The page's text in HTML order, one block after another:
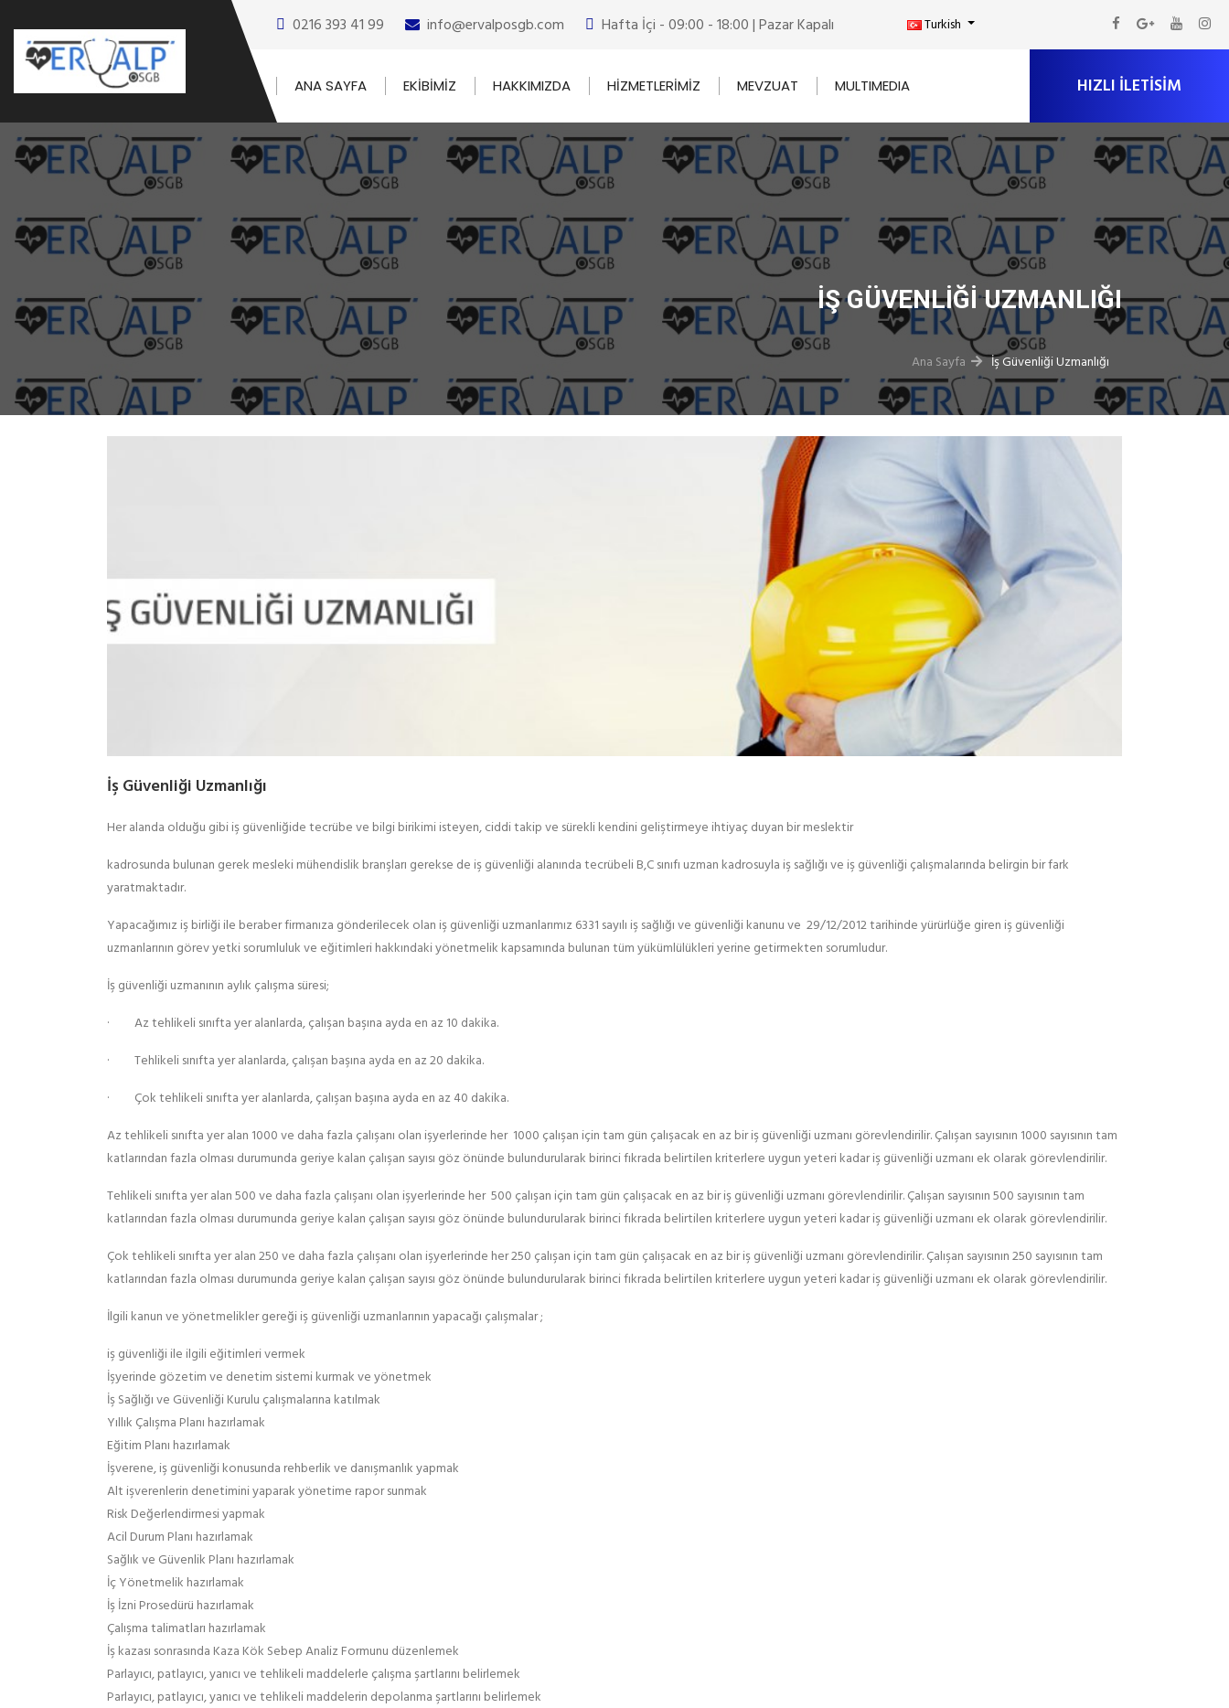
0216 393 41 99 info@ervalposgb.com Hafta İçi - 09:00 - 18:00 | Pazar Kapalı Turkish
ANA SAYFA EKİBİMİZ HAKKIMIZDA HİZMETLERİMİZ MEVZUAT MULTIMEDIA HIZLI ILETISIM
İŞ GÜVENLIĞI UZMANLIĞI
Ana Sayfa İş Güvenliği Uzmanlığı
İş Güvenliği Uzmanlığı
Her alanda olduğu gibi iş güvenliğide tecrübe ve bilgi birikimi isteyen, ciddi takip ve sürekli kendini geliştirmeye ihtiyaç duyan bir meslektir
kadrosunda bulunan gerek mesleki mühendislik branşları gerekse de iş güvenliği alanında tecrübeli B,C sınıfı uzman kadrosuyla iş sağlığı ve iş güvenliği çalışmalarında belirgin bir fark
yaratmaktadır.
Yapacağımız iş birliği ile beraber firmanıza gönderilecek olan iş güvenliği uzmanlarımız 6331 sayılı iş sağlığı ve güvenliği kanunu ve 29/12/2012 tarihinde yürürlüğe giren iş güvenliği
uzmanlarının görev yetki sorumluluk ve eğitimleri hakkındaki yönetmelik kapsamında bulunan tüm yükümlülükleri yerine getirmekten sorumludur.
İş güvenliği uzmanının aylık çalışma süresi;
· Az tehlikeli sınıfta yer alanlarda, çalışan başına ayda en az 10 dakika.
· Tehlikeli sınıfta yer alanlarda, çalışan başına ayda en az 20 dakika.
· Çok tehlikeli sınıfta yer alanlarda, çalışan başına ayda en az 40 dakika.
Az tehlikeli sınıfta yer alan 1000 ve daha fazla çalışanı olan işyerlerinde her 1000 çalışan için tam gün çalışacak en az bir iş güvenliği uzmanı görevlendirilir. Çalışan sayısının 1000 sayısının tam
katlarından fazla olması durumunda geriye kalan çalışan sayısı göz önünde bulundurularak birinci fıkrada belirtilen kriterlere uygun yeteri kadar iş güvenliği uzmanı ek olarak görevlendirilir.
Tehlikeli sınıfta yer alan 500 ve daha fazla çalışanı olan işyerlerinde her 500 çalışan için tam gün çalışacak en az bir iş güvenliği uzmanı görevlendirilir. Çalışan sayısının 500 sayısının tam
katlarından fazla olması durumunda geriye kalan çalışan sayısı göz önünde bulundurularak birinci fıkrada belirtilen kriterlere uygun yeteri kadar iş güvenliği uzmanı ek olarak görevlendirilir.
Çok tehlikeli sınıfta yer alan 250 ve daha fazla çalışanı olan işyerlerinde her 250 çalışan için tam gün çalışacak en az bir iş güvenliği uzmanı görevlendirilir. Çalışan sayısının 250 sayısının tam
katlarından fazla olması durumunda geriye kalan çalışan sayısı göz önünde bulundurularak birinci fıkrada belirtilen kriterlere uygun yeteri kadar iş güvenliği uzmanı ek olarak görevlendirilir.
İlgili kanun ve yönetmelikler gereği iş güvenliği uzmanlarının yapacağı çalışmalar ;
iş güvenliği ile ilgili eğitimleri vermek
İşyerinde gözetim ve denetim sistemi kurmak ve yönetmek
İş Sağlığı ve Güvenliği Kurulu çalışmalarına katılmak
Yıllık Çalışma Planı hazırlamak
Eğitim Planı hazırlamak
İşverene, iş güvenliği konusunda rehberlik ve danışmanlık yapmak
Alt işverenlerin denetimini yaparak yönetime rapor sunmak
Risk Değerlendirmesi yapmak
Acil Durum Planı hazırlamak
Sağlık ve Güvenlik Planı hazırlamak
İç Yönetmelik hazırlamak
İş İzni Prosedürü hazırlamak
Çalışma talimatları hazırlamak
İş kazası sonrasında Kaza Kök Sebep Analiz Formunu düzenlemek
Parlayıcı, patlayıcı, yanıcı ve tehlikeli maddelerle çalışma şartlarını belirlemek
Parlayıcı, patlayıcı, yanıcı ve tehlikeli maddelerin depolanma şartlarını belirlemek